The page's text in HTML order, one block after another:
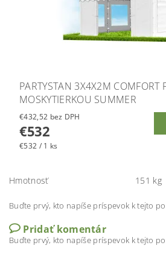
PARTYSTAN 3X4X2M COMFORT
MOSKYTIERKOU SUMMER
€432,52 bez DPH
€532
€532 / 1 ks
Hmotnosť 151 kg
Buďte prvý, kto napíše príspevok k tejto
Pridať komentár
Buďte prvý, kto napíše príspevok k tejto